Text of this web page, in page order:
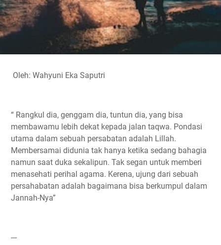
Oleh: Wahyuni Eka Saputri
“ Rangkul dia, genggam dia, tuntun dia, yang bisa
membawamu lebih dekat kepada jalan taqwa. Pondasi
utama dalam sebuah persabatan adalah Lillah.
Membersamai didunia tak hanya ketika sedang bahagia
namun saat duka sekalipun. Tak segan untuk memberi
menasehati perihal agama. Kerena, ujung dari sebuah
persahabatan adalah bagaimana bisa berkumpul dalam
Jannah-Nya”
---